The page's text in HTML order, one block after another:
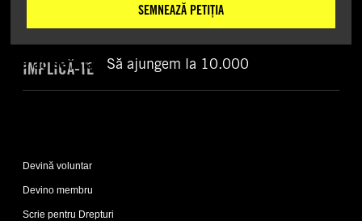
SEMNEAZĂ PETIȚIA
9 au semnat. Să ajungem la 10.000
Cum acționăm
IMPLICĂ-TE
Implică-
te
sub-
list
Devină voluntar
Devino membru
Scrie pentru Drepturi